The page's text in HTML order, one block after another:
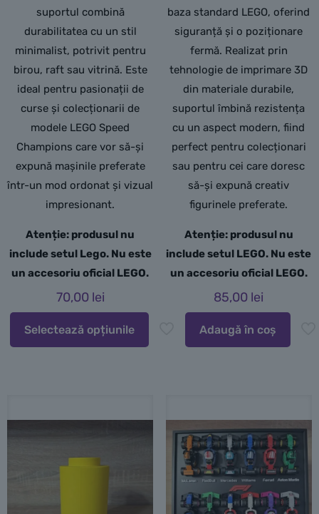
suportul combină
durabilitatea cu un stil
minimalist, potrivit pentru
birou, raft sau vitrină. Este
ideal pentru pasionații de
curse și colecționarii de
modele LEGO Speed
Champions care vor să-și
expună mașinile preferate
într-un mod ordonat și vizual
impresionant.
Atenție: produsul nu
include setul Lego. Nu este
un accesoriu oficial LEGO.
70,00 lei
Selectează opțiunile
Acest
baza standard LEGO, oferind
siguranță și o poziționare
fermă. Realizat prin
tehnologie de imprimare 3D
din materiale durabile,
suportul îmbină rezistența
cu un aspect modern, fiind
perfect pentru colecționari
sau pentru cei care doresc
să-și expună creativ
figurinele preferate.
Atenție: produsul nu
include setul LEGO. Nu este
un accesoriu oficial LEGO.
85,00 lei
Adaugă în coș